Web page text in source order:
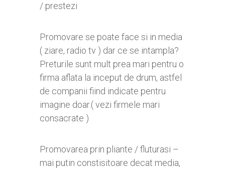
/ prestezi
Promovare se poate face si in media
( ziare, radio tv ) dar ce se intampla?
Preturile sunt mult prea mari pentru o
firma aflata la inceput de drum, astfel
de companii fiind indicate pentru
imagine doar.( vezi firmele mari
consacrate )
Promovarea prin pliante / fluturasi –
mai putin constisitoare decat media,